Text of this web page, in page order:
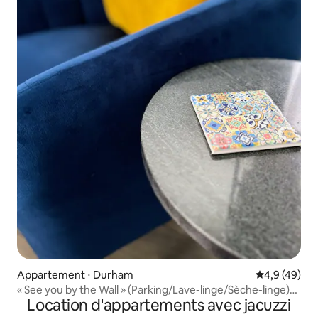
Appartement ⋅ Durham Évaluation
4,9 (49)
« See you by the Wall » (Parking/Lave-linge/Sèche-linge)
Duke
Location d'appartements avec jacuzzi